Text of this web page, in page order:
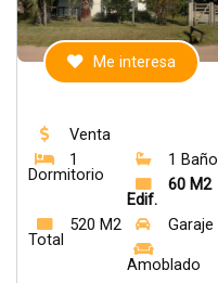
Me interesa
Venta
1
Dormitorio
1 Baño
60 M2
Edif.
520 M2
Total
Garaje
Amoblado